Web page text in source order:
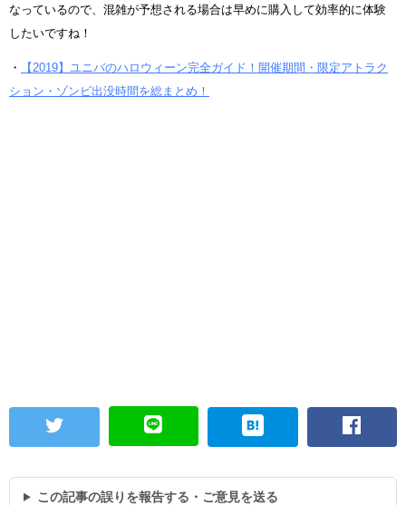
なっているので、混雑が予想される場合は早めに購入して効率的に体験
したいですね！
・
【2019】ユニバのハロウィーン完全ガイド！開催期間・限定アトラク
ション・ゾンビ出没時間を総まとめ！
この記事の誤りを報告する・ご意見を送る